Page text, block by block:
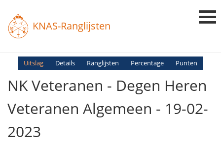
KNAS-Ranglijsten
Login
Ranglijsten
Uitslag Details Ranglijsten Percentage Punten
NK Veteranen - Degen Heren
Veteranen Algemeen - 19-02-
2023